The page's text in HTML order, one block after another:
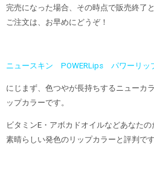
完売になった場合、その時点で販売終了と
ご注文は、お早めにどうぞ！
ニュースキン POWERLips パワーリッ
にじまず、色つやが長持ちするニューカ
ップカラーです。
ビタミンE・アボカドオイルなどあなたの
素晴らしい発色のリップカラーと評判です